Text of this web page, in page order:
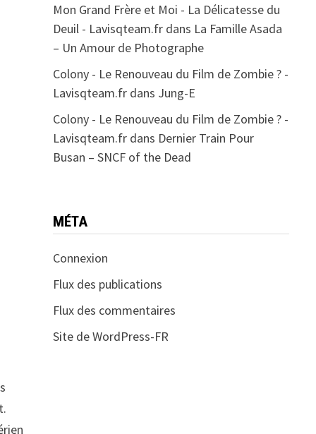
Mon Grand Frère et Moi - La Délicatesse du
Deuil - Lavisqteam.frdans La Famille Asada
– Un Amour de Photographe
Colony - Le Renouveau du Film de Zombie ? -
Lavisqteam.frdans Jung-E
Colony - Le Renouveau du Film de Zombie ? -
Lavisqteam.frdans Dernier Train Pour
Busan – SNCF of the Dead
MÉTA
Connexion
Flux des publications
Flux des commentaires
Site de WordPress-FR